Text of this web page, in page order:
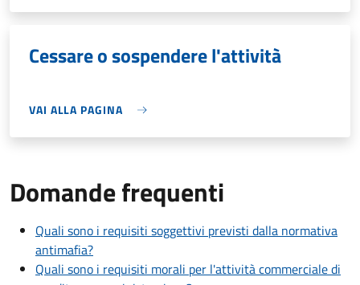
Cessare o sospendere l'attività
VAI ALLA PAGINA
Domande frequenti
Quali sono i requisiti soggettivi previsti dalla normativa
antimafia?
Quali sono i requisiti morali per l'attività commerciale di